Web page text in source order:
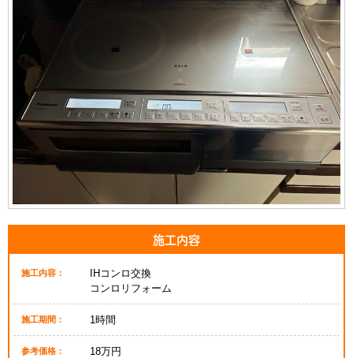
施工内容
施工内容：
IHコンロ交換
コンロリフォーム
施工期間： 1時間
参考価格： 18万円